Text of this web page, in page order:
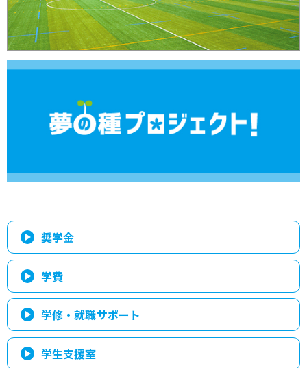
奨学金
学費
学修・就職サポート
学生支援室